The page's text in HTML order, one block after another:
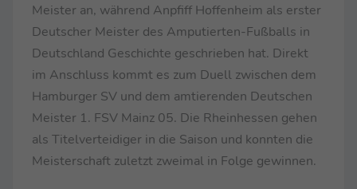
Meister an, während Anpfiff Hoffenheim als erster
Deutscher Meister des Amputierten-Fußballs in
Deutschland Geschichte geschrieben hat. Direkt
im Anschluss kommt es zum Duell zwischen dem
Hamburger SV und dem amtierenden Deutschen
Meister 1. FSV Mainz 05. Die Rheinhessen gehen
als Titelverteidiger in die Saison und konnten die
Meisterschaft zuletzt zweimal in Folge gewinnen.